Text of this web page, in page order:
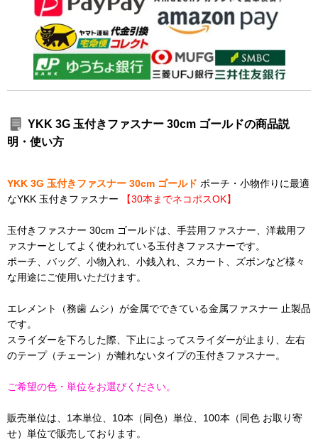
YKK 3G 玉付きファスナー 30cm ゴールドの商品説
明・使い方
YKK 3G 玉付きファスナー 30cm ゴールド ポーチ・小物作りに最適
なYKK 玉付きファスナー
【30本までネコポスOK】
玉付きファスナー 30cm ゴールドは、手芸用ファスナー、洋裁用フ
ァスナーとしてよく使われている玉付きファスナーです。
ポーチ、バッグ、小物入れ、小銭入れ、スカート、ズボンなど様々
な用途にご使用いただけます。
エレメント（務歯 ムシ）が金属でできている金属ファスナー 止製品
です。
スライダーを下ろした際、下止によってスライダーが止まり、左右
のテープ（チェーン）が離れないタイプの玉付きファスナー。
ご希望の色・単位をお選びください。
販売単位は、1本単位、10本（同色）単位、100本（同色 お取り寄
せ）単位で販売しております。